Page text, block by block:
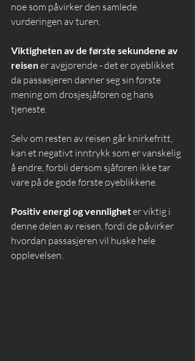
noe som påvirker den samlede
vurderingen av turen.
Viktigheten av de første sekundene av
reisen er avgjørende - det er øyeblikket
da passasjeren danner seg sin første
mening om drosjesjåføren og hans
tjeneste.
Selv om resten av reisen går knirkefritt,
kan et negativt inntrykk som er vanskelig
å endre, forbli dersom sjåføren ikke tar
vare på de gode første øyeblikkene.
Positiv energi og vennlighet er viktig i
denne delen av reisen, fordi de påvirker
hvordan passasjeren vil huske hele
opplevelsen.